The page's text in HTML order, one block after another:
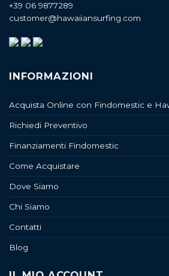
+39 06 9877289
customer@hawaiiansurfing.com
INFORMAZIONI
Acquista Online con Findomestic e
Richiedi Preventivo
Finanziamenti Findomestic
Come Acquistare
Dove Siamo
Chi Siamo
Contatti
Blog